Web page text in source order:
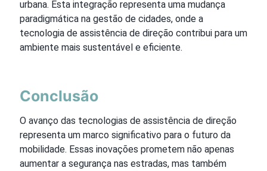
urbana. Esta integração representa uma mudança
paradigmática na gestão de cidades, onde a
tecnologia de assistência de direção contribui para um
ambiente mais sustentável e eficiente.
Conclusão
O avanço das tecnologias de assistência de direção
representa um marco significativo para o futuro da
mobilidade. Essas inovações prometem não apenas
aumentar a segurança nas estradas, mas também